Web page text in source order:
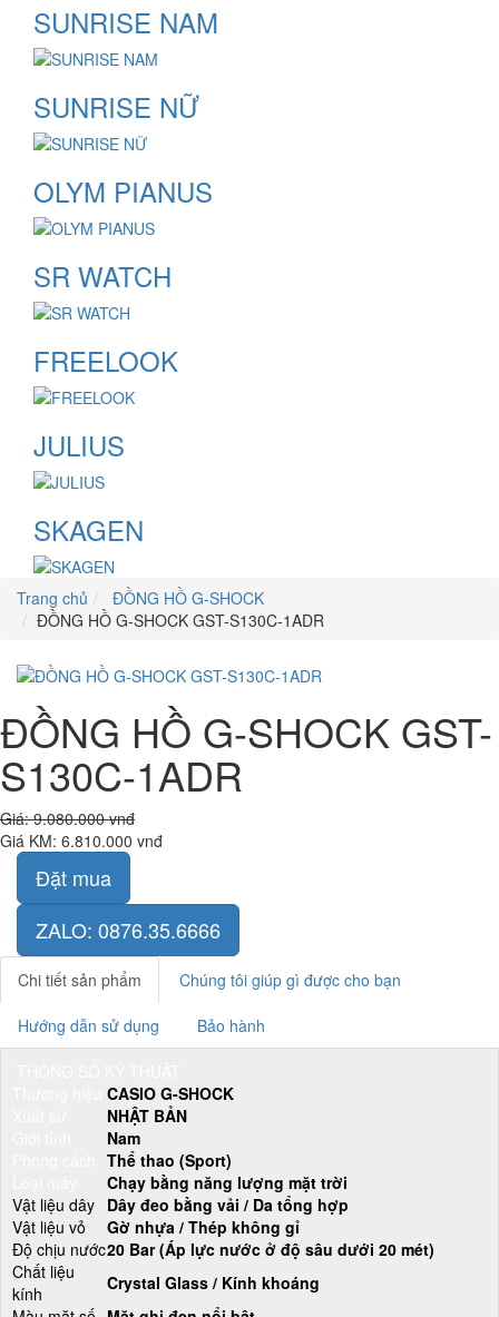
SUNRISE NAM
SUNRISE NỮ
OLYM PIANUS
SR WATCH
FREELOOK
JULIUS
SKAGEN
Trang chủ
ĐỒNG HỒ G-SHOCK
ĐỒNG HỒ G-SHOCK GST-S130C-1ADR
ĐỒNG HỒ G-SHOCK GST-
S130C-1ADR
Giá:9.080.000 vnđ
Giá KM: 6.810.000 vnđ
Đặt mua
ZALO: 0876.35.6666
Chi tiết sản phẩm Chúng tôi giúp gì được cho bạn
Hướng dẫn sử dụng Bảo hành
CASIO G-SHOCK
NHẬT BẢN
Nam
Thể thao (Sport)
Chạy bằng năng lượng mặt trời
Vật liệu dây Dây đeo bằng vải / Da tổng hợp
Vật liệu vỏ
Gờ nhựa / Thép không gỉ
Độ chịu nước20 Bar (Áp lực nước ở độ sâu dưới 20 mét)
Chất liệu
kính
Crystal Glass / Kính khoáng